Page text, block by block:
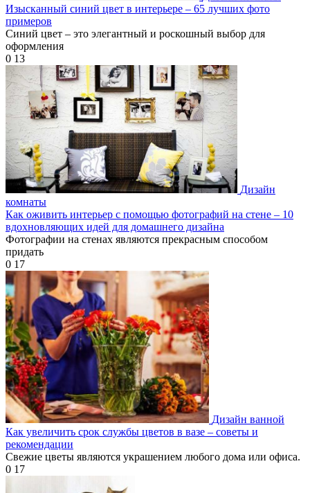
Изысканный синий цвет в интерьере – 65 лучших фото
примеров
Синий цвет – это элегантный и роскошный выбор для
оформления
0 13
Дизайн
комнаты
Как оживить интерьер с помощью фотографий на стене – 10
вдохновляющих идей для домашнего дизайна
Фотографии на стенах являются прекрасным способом
придать
0 17
Дизайн ванной
Как увеличить срок службы цветов в вазе – советы и
рекомендации
Свежие цветы являются украшением любого дома или офиса.
0 17